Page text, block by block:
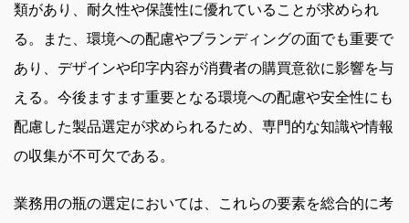
類があり、耐久性や保護性に優れていることが求められ
る。また、環境への配慮やブランディングの面でも重要で
あり、デザインや印字内容が消費者の購買意欲に影響を与
える。今後ますます重要となる環境への配慮や安全性にも
配慮した製品選定が求められるため、専門的な知識や情報
の収集が不可欠である。
業務用の瓶の選定においては、これらの要素を総合的に考